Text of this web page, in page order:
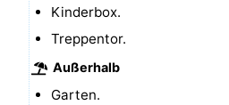
Kinderbox.
Treppentor.
Außerhalb
Garten.